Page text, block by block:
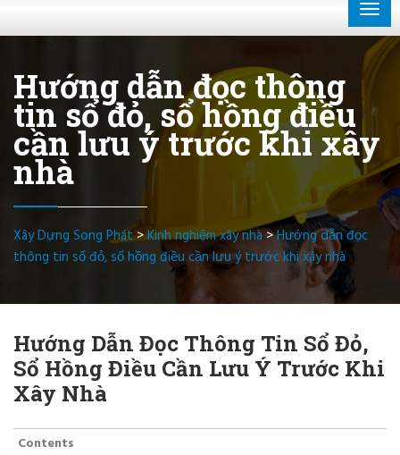
Hướng dẫn đọc thông
tin sổ đỏ, sổ hồng điều
cần lưu ý trước khi xây
nhà
Xây Dựng Song Phát>Kinh nghiệm xây nhà>Hướng dẫn đọc
thông tin sổ đỏ, sổ hồng điều cần lưu ý trước khi xây nhà
Hướng Dẫn Đọc Thông Tin Sổ Đỏ,
Sổ Hồng Điều Cần Lưu Ý Trước Khi
Xây Nhà
Contents